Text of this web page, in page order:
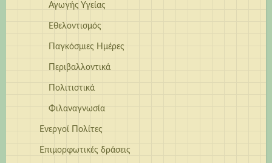
Αγωγής Υγείας
Εθελοντισμός
Παγκόσμιες Ημέρες
Περιβαλλοντικά
Πολιτιστικά
Φιλαναγνωσία
Ενεργοί Πολίτες
Επιμορφωτικές δράσεις